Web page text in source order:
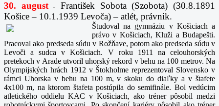
30. august-
František Sobota (Szobota) (30.8.1891
Košice – 10.1.1939 Levoča) – atlét, právnik.
Študoval na gymnáziu v Košiciach a
právo v Košiciach, Kluži a Budapešti.
Pracoval ako predseda súdu v Rožňave, potom ako predseda súdu v
Levoči a sudca v Košiciach. V roku 1911 na celouhorských
pretekoch v Arade utvoril uhorský rekord v behu na 100 metrov. Na
Olympijských hrách 1912 v Štokholme reprezentoval Slovensko v
rámci Uhorska v behu na 100 m, v skoku do diaľky a v štafete
4x100 m, na ktorom štafeta postúpila do semifinále. Bol vedúcim
atletického oddielu KAC v Košiciach, ako tréner pôsobil medzi